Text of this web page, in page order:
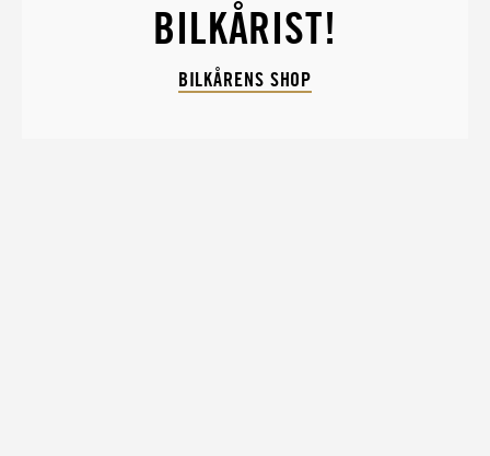
BILKÅRIST!
BILKÅRENS SHOP